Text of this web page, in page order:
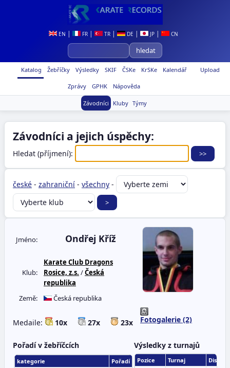
EN | FR | TR | DE | JP | CN
Upload
Katalog Žebříčky Výsledky SKIF ČSKe KrSKe Kalendář
Zprávy GPHK Nápověda
Závodníci Kluby Týmy
Závodníci a jejich úspěchy:
Hledat (příjmení):
české - zahraniční - všechny -
Fotogalerie (2)
Jméno: Ondřej Kříž
Klub:
Karate Club Dragons
Rosice, z.s. /Česká
republika
Země:
Česká republika
Medaile: 10x 27x 23x
Pořadí v žebříčcích
kategorie
Pořadí
Výsledky z turnajů
Pozice Turnaj